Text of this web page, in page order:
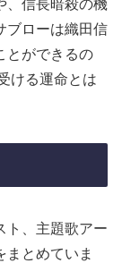
、信長暗殺の機
ブローは織田信
とができるの
ける運命とは
ト、主題歌アー
まとめていま